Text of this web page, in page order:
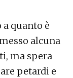
quanto è
alcuna
ma spera
petardi e